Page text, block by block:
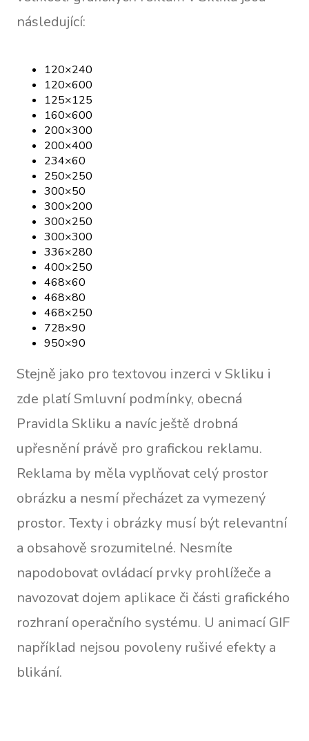
následující:
120×240
120×600
125×125
160×600
200×300
200×400
234×60
250×250
300×50
300×200
300×250
300×300
336×280
400×250
468×60
468×80
468×250
728×90
950×90
Stejně jako pro textovou inzerci v Skliku i
zde platí Smluvní podmínky, obecná
Pravidla Skliku a navíc ještě drobná
upřesnění právě pro grafickou reklamu.
Reklama by měla vyplňovat celý prostor
obrázku a nesmí přecházet za vymezený
prostor. Texty i obrázky musí být relevantní
a obsahově srozumitelné. Nesmíte
napodobovat ovládací prvky prohlížeče a
navozovat dojem aplikace či části grafického
rozhraní operačního systému. U animací GIF
například nejsou povoleny rušivé efekty a
blikání.